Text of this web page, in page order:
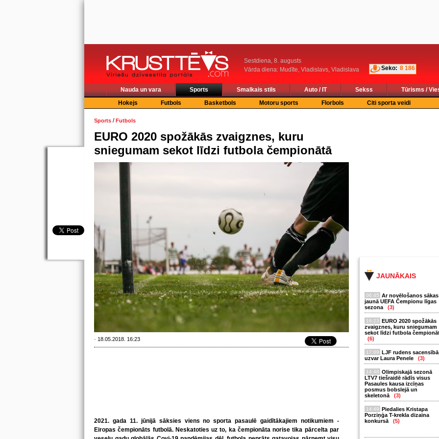
Sestdiena, 8. augusts
Vārda diena: Mudīte, Vladislavs, Vladislava
Seko: 8 186
Nauda un vara Sports Smalkais stils Auto / IT Sekss
Tūrisms /
Hokejs
Futbols Basketbols Motoru sports Florbols Citi sporta veidi
JAUNĀKAIS
06:45 Ar novēlošanos sākas
jaunā UEFA Čempionu līgas
sezona
(3)
16:23 EURO 2020 spožākās
zvaigznes, kuru sniegumam
sekot līdzi futbola
(6)
17:09 LJF rudens
uzvar Laura Penele
(3)
14:48 Olimpiskajā sezonā
LTV7 tiešraidē rādīs visus
Pasaules kausa izcīņas
posmus bobslejā un
skeletonā
(3)
14:49 Piedalies Kristapa
Porziņģa T-krekla dizaina
konkursā
(5)
Sports /Futbols
EURO 2020 spožākās zvaigznes, kuru
sniegumam sekot līdzi futbola čempionātā
· 18.05.2018. 16:23
2021. gada 11. jūnijā sāksies viens no sporta pasaulē gaidītākajiem notikumiem -
Eiropas čempionāts futbolā. Neskatoties uz to, ka čempionāta norise tika pārcelta par